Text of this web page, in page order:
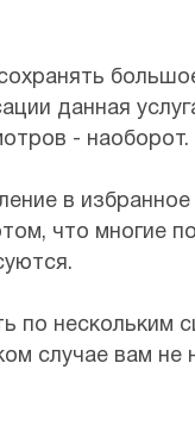
данная
- наоборот.
в
что многие
по нескольким
случае вам не